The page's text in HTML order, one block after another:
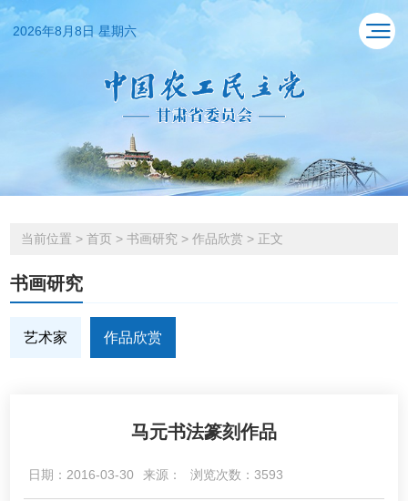
2026年8月8日 星期六
当前位置 > 首页 > 书画研究 > 作品欣赏 > 正文
书画研究
艺术家 作品欣赏
马元书法篆刻作品
日期：2016-03-30 来源： 浏览次数：3593